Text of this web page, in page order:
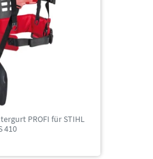
PROFI für STIHL
410